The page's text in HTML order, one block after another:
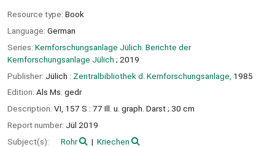
Resource type: Book
Language: German
Series: Kernforschungsanlage Jülich. Berichte der
Kernforschungsanlage Jülich ; 2019
Publisher: Jülich : Zentralbibliothek d. Kernforschungsanlage, 1985
Edition: Als Ms. gedr
Description: VI, 157 S : 77 Ill. u. graph. Darst ; 30 cm
Report number: Jül 2019
Subject(s):
Rohr
Kriechen